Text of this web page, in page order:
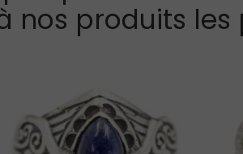
nos produits les